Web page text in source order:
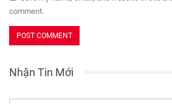
comment.
Nhận Tin Mới